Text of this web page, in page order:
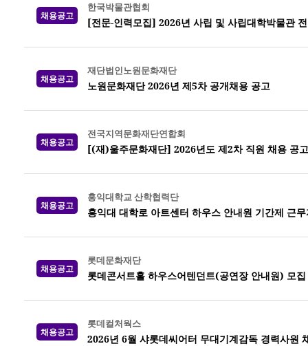
채용공고
한국박물관협회
[전문-인력모집] 2026년 사립 및 사립대학박물관
채용공고
재단법인노원문화재단
노원문화재단 2026년 제5차 공개채용 공고
채용공고
전국지역문화재단연합회
[(재)울주문화재단] 2026년도 제2차 직원 채용 공고
채용공고
홍익대학교 산학협력단
홍익대 대학로 아트센터 하우스 안내원 기간제 근
채용공고
롯데문화재단
롯데콘서트홀 하우스어텐던트(공연장 안내원) 모
채용공고
롯데컬처웍스
2026년 6월 샤롯데씨어터 무대기계감독 경력사원